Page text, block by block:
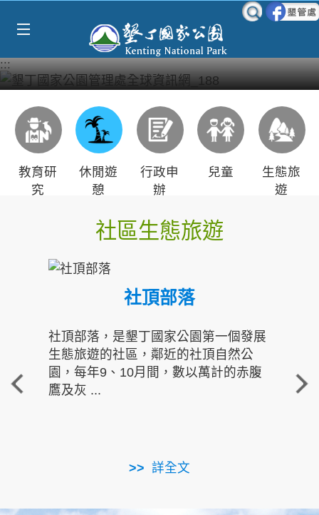
:::
教育研
究
休閒遊
憩
行政申
辦
兒童
生態旅
遊
社區生態旅遊
社頂部落
社頂部落，是墾丁國家公園第一個發展
生態旅遊的社區，鄰近的社頂自然公
園，每年9、10月間，數以萬計的赤腹
鷹及灰 ...
詳全文
重
走進